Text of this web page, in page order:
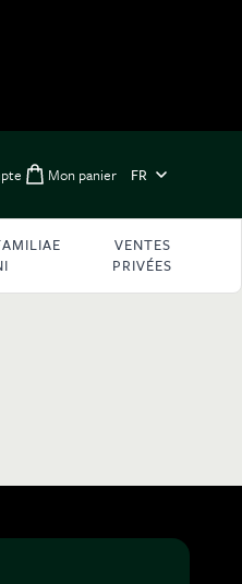
Toggle minicart,
Mon panier FR
VENTES
PRIVÉES